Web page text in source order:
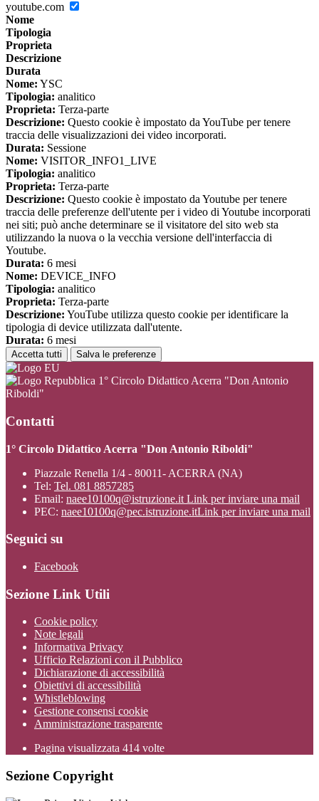
youtube.com
Nome
Tipologia
Proprieta
Descrizione
Durata
Nome: YSC
Tipologia: analitico
Proprieta: Terza-parte
Descrizione: Questo cookie è impostato da YouTube per tenere
traccia delle visualizzazioni dei video incorporati.
Durata: Sessione
Nome: VISITOR_INFO1_LIVE
Tipologia: analitico
Proprieta: Terza-parte
Descrizione: Questo cookie è impostato da Youtube per tenere
traccia delle preferenze dell'utente per i video di Youtube incorporati
nei siti; può anche determinare se il visitatore del sito web sta
utilizzando la nuova o la vecchia versione dell'interfaccia di
Youtube.
Durata: 6 mesi
Nome: DEVICE_INFO
Tipologia: analitico
Proprieta: Terza-parte
Descrizione: YouTube utilizza questo cookie per identificare la
tipologia di device utilizzata dall'utente.
Durata: 6 mesi
Accetta tutti Salva le preferenze
1° Circolo Didattico Acerra "Don Antonio
Riboldi"
Contatti
1° Circolo Didattico Acerra "Don Antonio Riboldi"
Piazzale Renella 1/4 - 80011- ACERRA (NA)
Tel: Tel. 081 8857285
Email: naee10100q@istruzione.it Link per inviare una mail
PEC: naee10100q@pec.istruzione.itLink per inviare una mail
Seguici su
Facebook
Sezione Link Utili
Cookie policy
Note legali
Informativa Privacy
Ufficio Relazioni con il Pubblico
Dichiarazione di accessibilità
Obiettivi di accessibilità
Whistleblowing
Gestione consensi cookie
Amministrazione trasparente
Pagina visualizzata 414 volte
Sezione Copyright